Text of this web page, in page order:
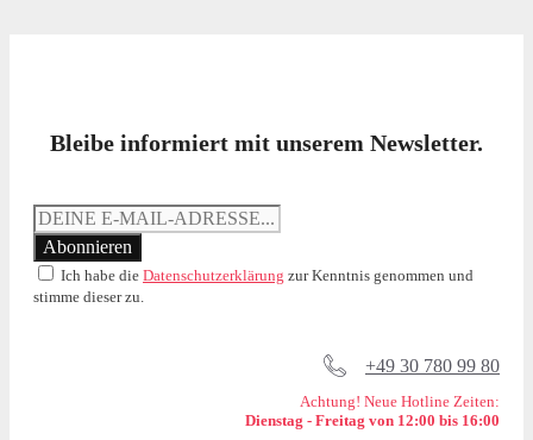
Bleibe informiert mit unserem Newsletter.
Ich habe die Datenschutzerklärung zur Kenntnis genommen und
stimme dieser zu.
+49 30 780 99 80
Achtung! Neue Hotline Zeiten:
Dienstag - Freitag von 12:00 bis 16:00